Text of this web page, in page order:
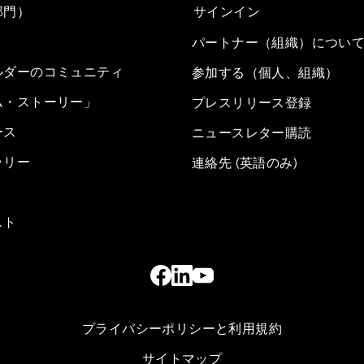
）
ーのコミュニティ
ストーリー」
リー
サインイン
パートナー（組織）につい
参加する（個人、組織）
プレスリリース登録
ニュースレター購読
連絡先 (英語のみ)
プライバシーポリシーと利用規約
サイトマップ